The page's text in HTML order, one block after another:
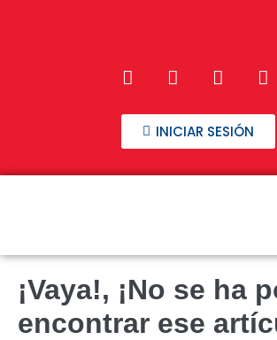
INICIAR SESIÓN
Inicio
¡Vaya!, ¡No se ha
encontrar ese